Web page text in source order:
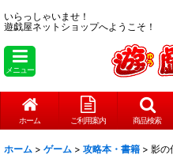
いらっしゃいませ！
遊戯屋ネットショップへようこそ！
メニュー
ホーム ご利用案内 商品検索
ホーム > ゲーム > 攻略本・書籍 > 影の